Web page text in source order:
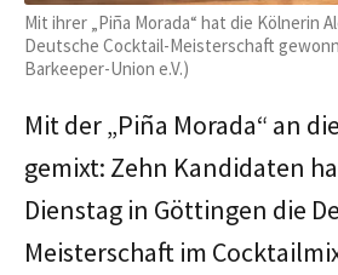
Mit ihrer „Piña Morada“ hat die Kölnerin
Deutsche Cocktail-Meisterschaft
Barkeeper-Union e.V.)
Mit der „Piña Morada“ an
gemixt: Zehn Kandidaten
Dienstag in Göttingen die
Meisterschaft im